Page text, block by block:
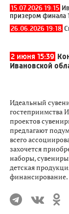
15.07.2026 19:15
призером финала
26.06.2026 19:18
2 июня 15:39
Ивановской
Идеальный